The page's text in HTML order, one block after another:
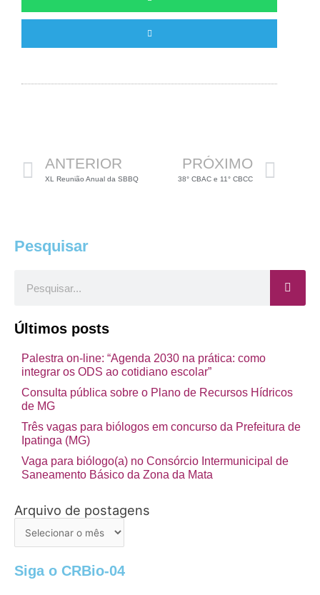
ANTERIOR
XL Reunião Anual da SBBQ
PRÓXIMO
38° CBAC e 11° CBCC
Pesquisar
Últimos posts
Palestra on-line: “Agenda 2030 na prática: como
integrar os ODS ao cotidiano escolar”
Consulta pública sobre o Plano de Recursos Hídricos
de MG
Três vagas para biólogos em concurso da Prefeitura de
Ipatinga (MG)
Vaga para biólogo(a) no Consórcio Intermunicipal de
Saneamento Básico da Zona da Mata
Arquivo de postagens
Arquivo
Siga o CRBio-04